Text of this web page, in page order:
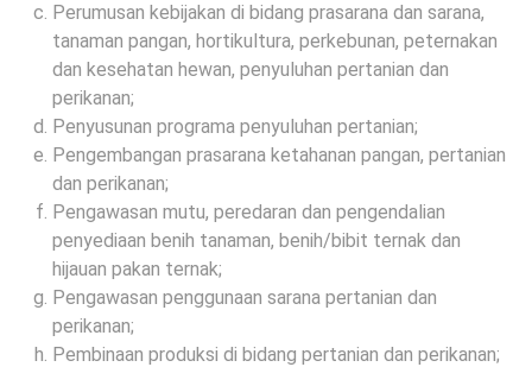
Perumusan kebijakan di bidang prasarana dan sarana,
tanaman pangan, hortikultura, perkebunan, peternakan
dan kesehatan hewan, penyuluhan pertanian dan
perikanan;
Penyusunan programa penyuluhan pertanian;
Pengembangan prasarana ketahanan pangan, pertanian
dan perikanan;
Pengawasan mutu, peredaran dan pengendalian
penyediaan benih tanaman, benih/bibit ternak dan
hijauan pakan ternak;
Pengawasan penggunaan sarana pertanian dan
perikanan;
Pembinaan produksi di bidang pertanian dan perikanan;